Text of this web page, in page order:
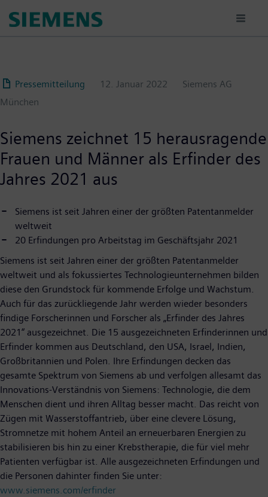
para
Pressemitteilung
12. Januar 2022
Siemens AG
München
Siemens zeichnet 15 herausragende
Frauen und Männer als Erfinder des
Jahres 2021 aus
Siemens ist seit Jahren einer der größten Patentanmelder
weltweit
20 Erfindungen pro Arbeitstag im Geschäftsjahr 2021
Siemens ist seit Jahren einer der größten Patentanmelder
weltweit und als fokussiertes Technologieunternehmen bilden
diese den Grundstock für kommende Erfolge und Wachstum.
Auch für das zurückliegende Jahr werden wieder besonders
findige Forscherinnen und Forscher als „Erfinder des Jahres
2021“ ausgezeichnet. Die 15 ausgezeichneten Erfinderinnen und
Erfinder kommen aus Deutschland, den USA, Israel, Indien,
Großbritannien und Polen. Ihre Erfindungen decken das
gesamte Spektrum von Siemens ab und verfolgen allesamt das
Innovations-Verständnis von Siemens: Technologie, die dem
Menschen dient und ihren Alltag besser macht. Das reicht von
Zügen mit Wasserstoffantrieb, über eine clevere Lösung,
Stromnetze mit hohem Anteil an erneuerbaren Energien zu
stabilisieren bis hin zu einer Krebstherapie, die für viel mehr
Patienten verfügbar ist. Alle ausgezeichneten Erfindungen und
die Personen dahinter finden Sie unter:
www.siemens.com/erfinder